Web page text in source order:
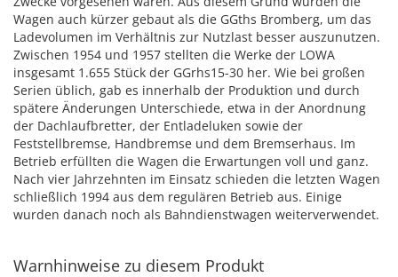
Wagen auch kürzer gebaut als die GGths Bromberg, um das
Ladevolumen im Verhältnis zur Nutzlast besser auszunutzen.
Zwischen 1954 und 1957 stellten die Werke der LOWA
insgesamt 1.655 Stück der GGrhs15-30 her. Wie bei großen
Serien üblich, gab es innerhalb der Produktion und durch
spätere Änderungen Unterschiede, etwa in der Anordnung
der Dachlaufbretter, der Entladeluken sowie der
Feststellbremse, Handbremse und dem Bremserhaus. Im
Betrieb erfüllten die Wagen die Erwartungen voll und ganz.
Nach vier Jahrzehnten im Einsatz schieden die letzten Wagen
schließlich 1994 aus dem regulären Betrieb aus. Einige
wurden danach noch als Bahndienstwagen weiterverwendet.
Warnhinweise zu diesem Produkt